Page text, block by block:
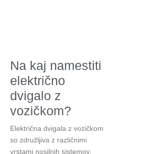
Na kaj namestiti
električno
dvigalo z
vozičkom?
Električna dvigala z vozičkom
so združljiva z različnimi
vrstami nosilnih sistemov.